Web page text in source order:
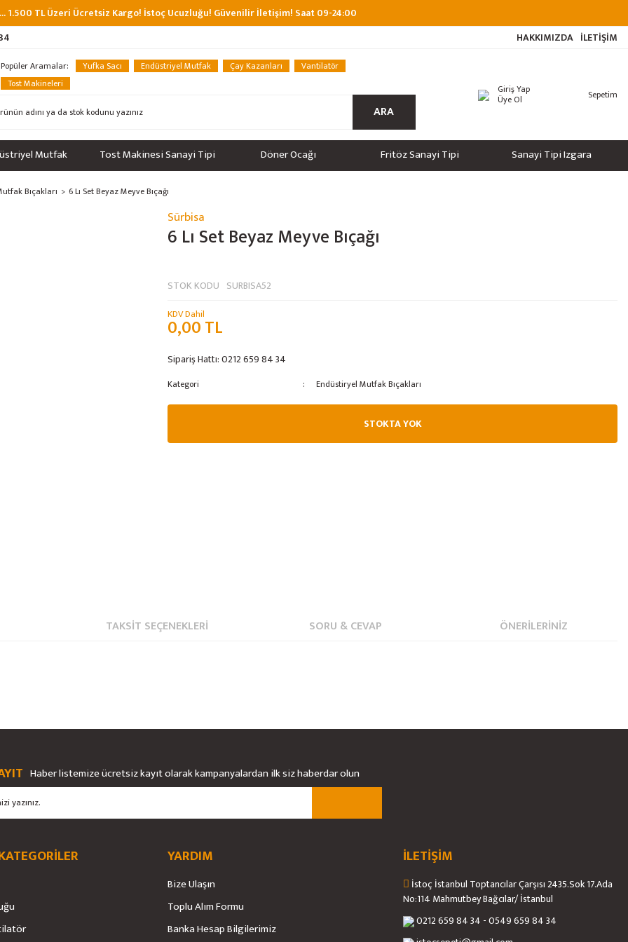
1.500 TL Üzeri Ücretsiz Kargo! İstoç Ucuzluğu! Güvenilir İletişim! Saat 09-24:00
HAKKIMIZDA İLETİŞİM
Popüler Aramalar: Yufka Sacı Endüstriyel Mutfak Çay Kazanları
Vantilatör
Tost Makineleri
ARA
Giriş Yap
Üye Ol Sepetim
Mutfak Tost Makinesi Sanayi Tipi Döner Ocağı Fritöz Sanayi Tipi Sanayi Tipi Izgara
Bıçakları 6 Lı Set Beyaz Meyve Bıçağı
Sürbisa
6 Lı Set Beyaz Meyve Bıçağı
STOK KODU SURBISA52
KDV Dahil
0,00 TL
Sipariş Hattı:0212 659 84 34
Kategori Endüstiryel Mutfak Bıçakları
STOKTA YOK
TAKSIT SEÇENEKLERI SORU & CEVAP ÖNERILERINIZ
Bu ürüne ilk yorumu siz yapın!
Yorum Yaz
Soru Sor
Gönder
Haber listemize ücretsiz kayıt olarak kampanyalardan ilk siz haberdar olun
YARDIM
Bize Ulaşın
Toplu Alım Formu
Banka Hesap Bilgilerimiz
İLETİŞİM
İstoç İstanbul Toptancılar Çarşısı 2435.Sok 17.Ada
No:114 Mahmutbey Bağcılar/ İstanbul
0212 659 84 34 - 0549 659 84 34